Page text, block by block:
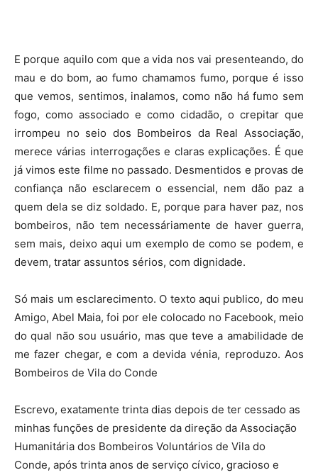
E porque aquilo com que a vida nos vai presenteando, do
mau e do bom, ao fumo chamamos fumo, porque é isso
que vemos, sentimos, inalamos, como não há fumo sem
fogo, como associado e como cidadão, o crepitar que
irrompeu no seio dos Bombeiros da Real Associação,
merece várias interrogações e claras explicações. É que
já vimos este filme no passado. Desmentidos e provas de
confiança não esclarecem o essencial, nem dão paz a
quem dela se diz soldado. E, porque para haver paz, nos
bombeiros, não tem necessáriamente de haver guerra,
sem mais, deixo aqui um exemplo de como se podem, e
devem, tratar assuntos sérios, com dignidade.
Só mais um esclarecimento. O texto aqui publico, do meu
Amigo, Abel Maia, foi por ele colocado no Facebook, meio
do qual não sou usuário, mas que teve a amabilidade de
me fazer chegar, e com a devida vénia, reproduzo. Aos
Bombeiros de Vila do Conde
Escrevo, exatamente trinta dias depois de ter cessado as
minhas funções de presidente da direção da Associação
Humanitária dos Bombeiros Voluntários de Vila do
Conde, após trinta anos de serviço cívico, gracioso e